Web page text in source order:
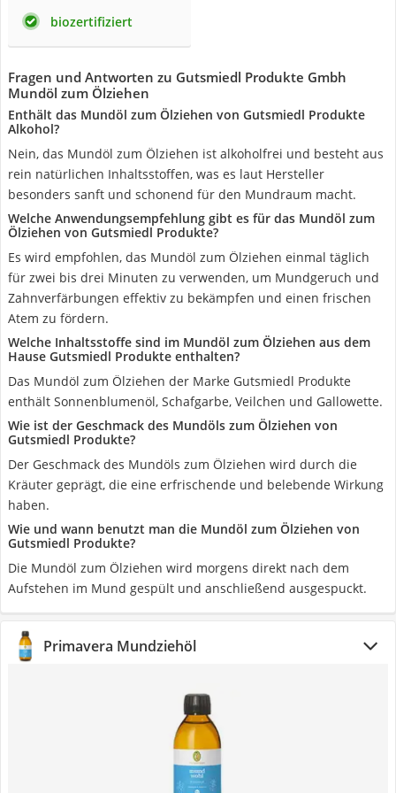
biozertifiziert
Fragen und Antworten zu Gutsmiedl Produkte Gmbh
Mundöl zum Ölziehen
Enthält das Mundöl zum Ölziehen von Gutsmiedl Produkte
Alkohol?
Nein, das Mundöl zum Ölziehen ist alkoholfrei und besteht aus
rein natürlichen Inhaltsstoffen, was es laut Hersteller
besonders sanft und schonend für den Mundraum macht.
Welche Anwendungsempfehlung gibt es für das Mundöl zum
Ölziehen von Gutsmiedl Produkte?
Es wird empfohlen, das Mundöl zum Ölziehen einmal täglich
für zwei bis drei Minuten zu verwenden, um Mundgeruch und
Zahnverfärbungen effektiv zu bekämpfen und einen frischen
Atem zu fördern.
Welche Inhaltsstoffe sind im Mundöl zum Ölziehen aus dem
Hause Gutsmiedl Produkte enthalten?
Das Mundöl zum Ölziehen der Marke Gutsmiedl Produkte
enthält Sonnenblumenöl, Schafgarbe, Veilchen und Gallowette.
Wie ist der Geschmack des Mundöls zum Ölziehen von
Gutsmiedl Produkte?
Der Geschmack des Mundöls zum Ölziehen wird durch die
Kräuter geprägt, die eine erfrischende und belebende Wirkung
haben.
Wie und wann benutzt man die Mundöl zum Ölziehen von
Gutsmiedl Produkte?
Die Mundöl zum Ölziehen wird morgens direkt nach dem
Aufstehen im Mund gespült und anschließend ausgespuckt.
Primavera Mundziehöl